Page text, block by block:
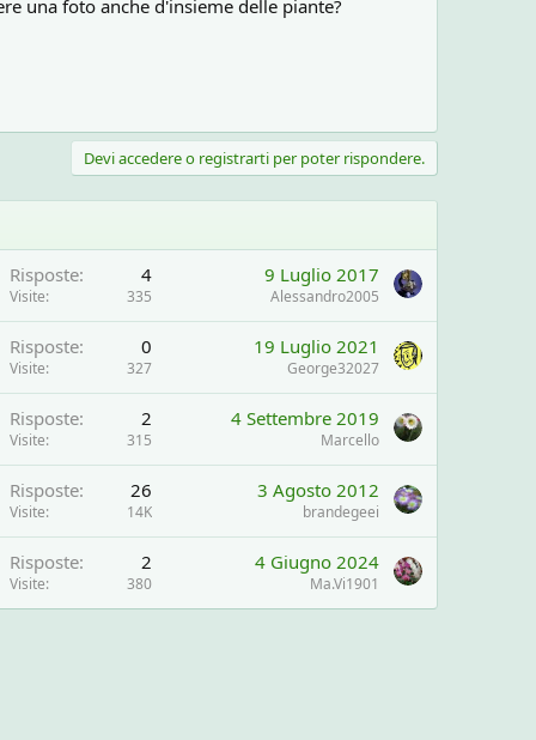
una foto anche d'insieme delle piante?
Devi accedere o registrarti per poter rispondere.
Risposte 4
Visite 335
9 Luglio 2017
Alessandro2005
Risposte 0
Visite 327
19 Luglio 2021
George32027
Risposte 2
Visite 315
4 Settembre 2019
Marcello
Risposte 26
Visite 14K
3 Agosto 2012
brandegeei
Risposte 2
Visite 380
4 Giugno 2024
Ma.Vi1901